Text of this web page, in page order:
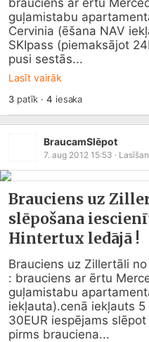
brauciens ar ērtu
guļamistabu
Cervinia (ēšana NAV
SKIpass (piemaksājot
pusi sestās...
Lasīt vairāk
3patīk ·4 iesaka
BraucamSlēpot
7. aug 2012 15:53 ·
Brauciens uz
slēpošana
Hintertux ledājā !
Brauciens uz Zillertāli
: brauciens ar ērtu
guļamistabu
iekļauta).cenā iekļauts
30EUR iespējams
pirms brauciena...